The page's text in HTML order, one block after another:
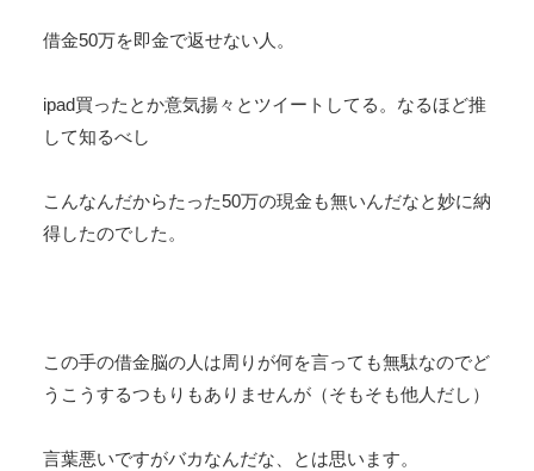
借金50万を即金で返せない人。
ipad買ったとか意気揚々とツイートしてる。なるほど推
して知るべし
こんなんだからたった50万の現金も無いんだなと妙に納
得したのでした。
この手の借金脳の人は周りが何を言っても無駄なのでど
うこうするつもりもありませんが（そもそも他人だし）
言葉悪いですがバカなんだな、とは思います。